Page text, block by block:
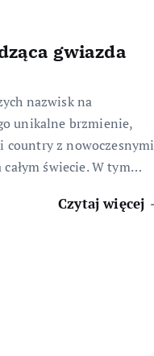
gwiazda
nazwisk na
unikalne brzmienie,
country z nowoczesnymi
całym świecie. W tym…
Czytaj więcej